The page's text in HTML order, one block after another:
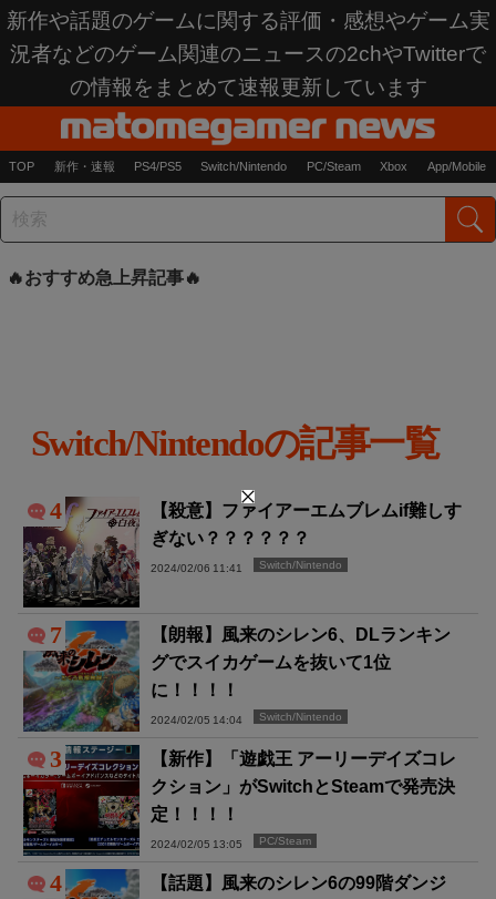
新作や話題のゲームに関する評価・感想やゲーム実
況者などのゲーム関連のニュースの2chやTwitterで
の情報をまとめて速報更新しています
TOP 新作・速報 PS4/PS5 Switch/Nintendo PC/Steam Xbox App/Mobile
おすすめ急上昇記事
Switch/Nintendoの記事一覧
4
【殺意】ファイアーエムブレムif難しす
ぎない？？？？？？
2024/02/06 11:41 Switch/Nintendo
7
【朗報】風来のシレン6、DLランキン
グでスイカゲームを抜いて1位
に！！！！
2024/02/05 14:04 Switch/Nintendo
3
【新作】「遊戯王 アーリーデイズコレ
クション」がSwitchとSteamで発売決
定！！！！
2024/02/05 13:05 PC/Steam
4
【話題】風来のシレン6の99階ダンジ